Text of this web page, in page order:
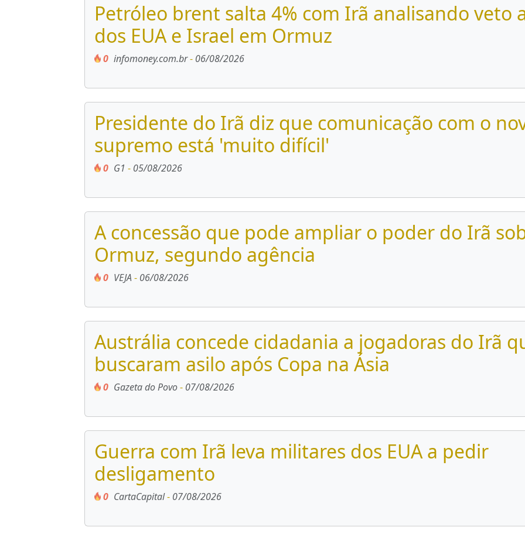
Petróleo brent salta 4% com Irã analisando veto
dos EUA e Israel em Ormuz
0 infomoney.com.br- 06/08/2026
Presidente do Irã diz que comunicação com o
supremo está 'muito difícil'
0 G1 - 05/08/2026
A concessão que pode ampliar o poder do Irã
Ormuz, segundo agência
0 VEJA- 06/08/2026
Austrália concede cidadania a jogadoras do Irã
buscaram asilo após Copa na Ásia
0 Gazeta do Povo- 07/08/2026
Guerra com Irã leva militares dos EUA a pedir
desligamento
0 CartaCapital- 07/08/2026